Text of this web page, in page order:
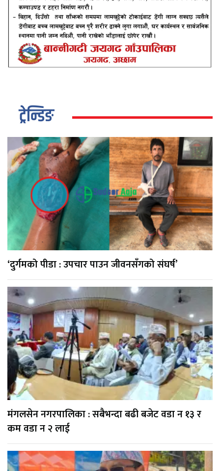
ट्रेन्डिङ
‘दुर्गमको पीडा : उपचार पाउन जीवनसँगको संघर्ष’
मंगलसेन नगरपालिका : सबैभन्दा बढी बजेट वडा न १३ र
कम वडा न २ लाई